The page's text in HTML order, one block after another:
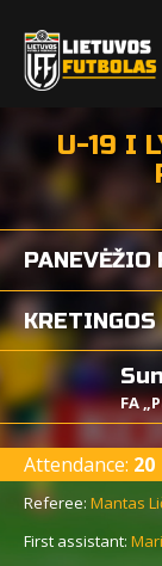
U-19 I
PANEVĖŽIO
KRETINGOS
FA
Attendance: 20
Referee: Mantas
First assistant: